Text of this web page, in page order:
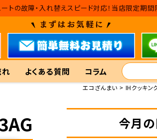
の故障・入れ替えスピード対応！当店限定期間
よくある質問 コラム
エコざんまい IHクッキン
今月